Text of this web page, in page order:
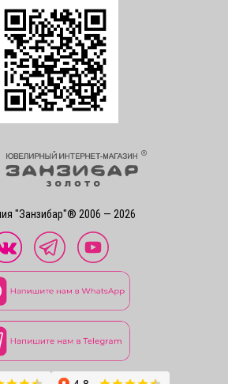
"Занзибар"® 2006 — 2026